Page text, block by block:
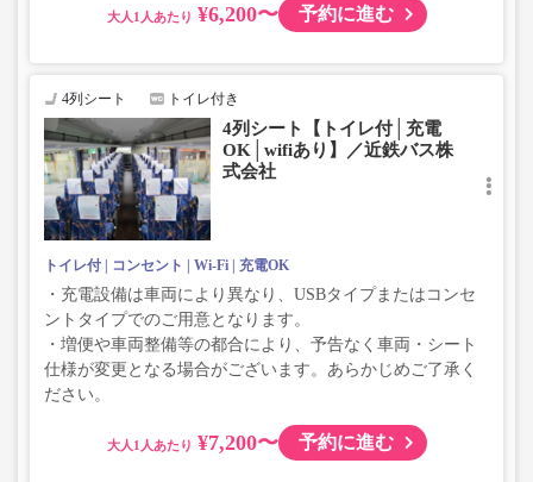
大人 ¥6,200〜 予約に進む
4列シート トイレ付き
4列シート【トイレ付│充電
OK│wifiあり】／近鉄バス株
式会社
トイレ付 コンセント Wi-Fi 充電OK
・充電設備は車両により異なり、USBタイプまたはコンセ
ントタイプでのご用意となります。
・増便や車両整備等の都合により、予告なく車両・シート
仕様が変更となる場合がございます。あらかじめご了承く
ださい。
大人 ¥7,200〜 予約に進む